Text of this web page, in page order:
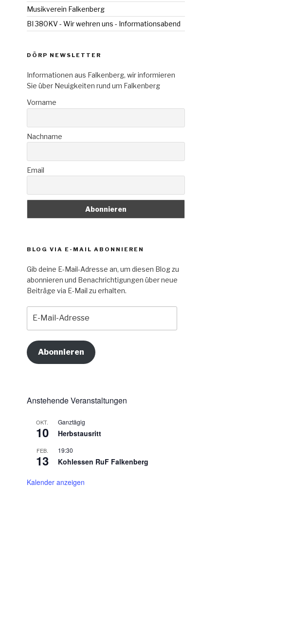
Musikverein Falkenberg
BI 380KV - Wir wehren uns - Informationsabend
DÖRP NEWSLETTER
Informationen aus Falkenberg, wir informieren
Sie über Neuigkeiten rund um Falkenberg
Vorname
Nachname
Email
BLOG VIA E-MAIL ABONNIEREN
Gib deine E-Mail-Adresse an, um diesen Blog zu
abonnieren und Benachrichtigungen über neue
Beiträge via E-Mail zu erhalten.
Mail-
Adresse
Abonnieren
Anstehende Veranstaltungen
OKT.
10
Ganztägig
Herbstausritt
FEB.
13
19:30
Kohlessen RuF Falkenberg
Kalender anzeigen